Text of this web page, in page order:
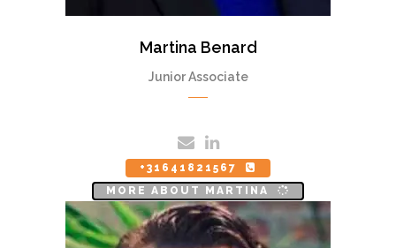
Martina Benard
Junior Associate
+31641821567
MORE ABOUT MARTINA